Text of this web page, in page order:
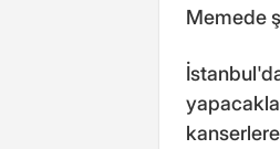
Memede